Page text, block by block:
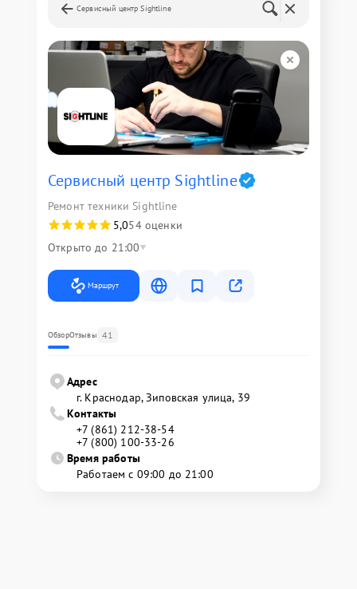
Сервисный центр Sightline
Сервисный центр Sightline
Ремонт техники Sightline
5,054 оценки
Открыто до 21:00
Маршрут
ОбзорОтзывы 41
Адрес
г. Краснодар, Зиповская улица, 39
Контакты
+7 (861) 212-38-54
+7 (800) 100-33-26
Время работы
Работаем с 09:00 до 21:00